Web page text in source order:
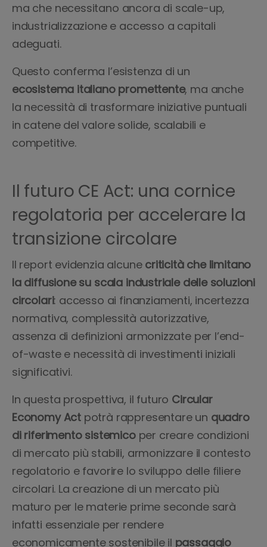
ma che necessitano ancora di scale-up,
industrializzazione e accesso a capitali
adeguati.
Questo conferma l’esistenza di un
ecosistema italiano promettente, ma anche
la necessità di trasformare iniziative puntuali
in catene del valore solide, scalabili e
competitive.
Il futuro CE Act: una cornice
regolatoria per accelerare la
transizione circolare
Il report evidenzia alcune criticità che limitano
la diffusione su scala industriale delle soluzioni
circolari: accesso ai finanziamenti, incertezza
normativa, complessità autorizzative,
assenza di definizioni armonizzate per l’end-
of-waste e necessità di investimenti iniziali
significativi.
In questa prospettiva, il futuro Circular
Economy Act potrà rappresentare un quadro
di riferimento sistemicoper creare condizioni
di mercato più stabili, armonizzare il contesto
regolatorio e favorire lo sviluppo delle filiere
circolari. La creazione di un mercato più
maturo per le materie prime seconde sarà
infatti essenziale per rendere
economicamente sostenibile il passaggio